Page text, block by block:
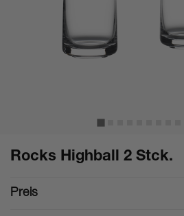
Rocks Highball 2 Stck.
Preis